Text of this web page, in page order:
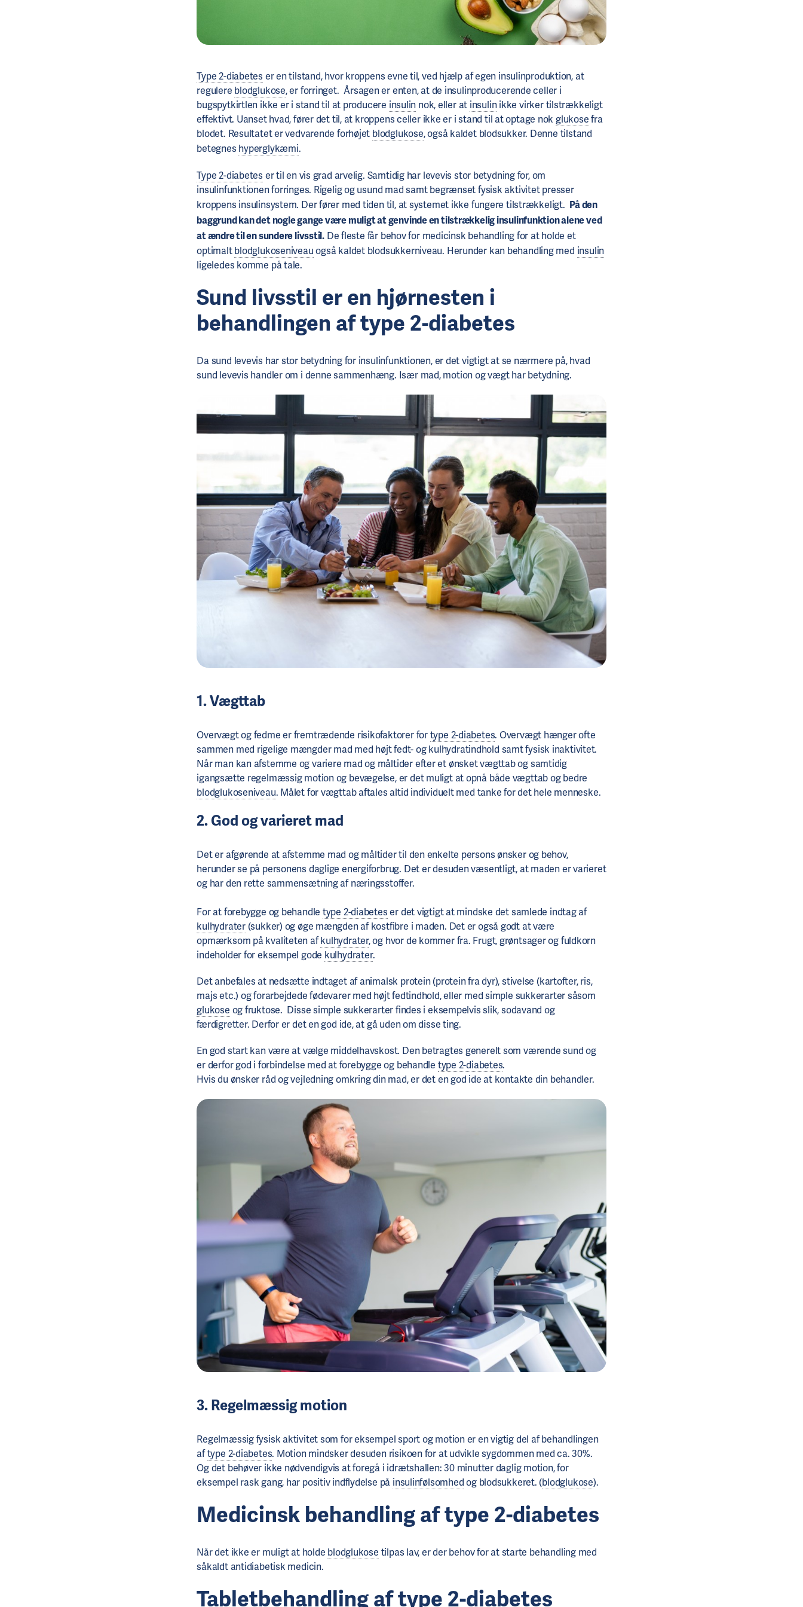
Type 2-diabetes er en tilstand, hvor kroppens evne til, ved hjælp af egen insulinproduktion, at
regulere blodglukose, er forringet. Årsagen er enten, at de insulinproducerende celler i
bugspytkirtlen ikke er i stand til at producere insulin nok, eller at insulinikke virker tilstrækkeligt
effektivt. Uanset hvad, fører det til, at kroppens celler ikke er i stand til at optage nokglukosefra
blodet. Resultatet er vedvarende forhøjet blodglukose, også kaldet blodsukker. Denne tilstand
betegnes hyperglykæmi.
Type 2-diabetes er til en vis grad arvelig. Samtidig har levevis stor betydning for, om
insulinfunktionen forringes. Rigelig og usund mad samt begrænset fysisk aktivitet presser
kroppens insulinsystem. Der fører med tiden til, at systemet ikke fungere tilstrækkeligt. På den
baggrund kan det nogle gange være muligt at genvinde en tilstrækkelig insulinfunktion alene ved
at ændre til en sundere livsstil. De fleste får behov for medicinsk behandling for at holde et
optimaltblodglukoseniveauogså kaldet blodsukkerniveau. Herunder kan behandling med insulin
ligeledes komme på tale.
Sund livsstil er en hjørnesten i
behandlingen af type 2-diabetes
Da sund levevis har stor betydning for insulinfunktionen, er det vigtigt at se nærmere på, hvad
sund levevis handler om i denne sammenhæng. Især mad, motion og vægt har betydning.
1. Vægttab
Overvægt og fedme er fremtrædende risikofaktorer fortype 2-diabetes. Overvægt hænger ofte
sammen med rigelige mængder mad med højt fedt- og kulhydratindhold samt fysisk inaktivitet.
Når man kan afstemme og variere mad og måltider efter et ønsket vægttab og samtidig
igangsætte regelmæssig motion og bevægelse, er det muligt at opnå både vægttab og bedre
blodglukoseniveau. Målet for vægttab aftales altid individuelt med tanke for det hele menneske.
2. God og varieret mad
Det er afgørende at afstemme mad og måltider til den enkelte persons ønsker og behov,
herunder se på personens daglige energiforbrug. Det er desuden væsentligt, at maden er varieret
og har den rette sammensætning af næringsstoffer.
For at forebygge og behandle type 2-diabeteser det vigtigt at mindske det samlede indtag af
kulhydrater(sukker) og øge mængden af kostfibre i maden. Det er også godt at være
opmærksom på kvaliteten af ​​kulhydrater, og hvor de kommer fra. Frugt, grøntsager og fuldkorn
indeholder for eksempel gode kulhydrater.
Det anbefales at nedsætte indtaget af animalsk protein (protein fra dyr), stivelse (kartofter, ris,
majs etc.) og forarbejdede fødevarer med højt fedtindhold, eller med simple sukkerarter såsom
glukose og fruktose. Disse simple sukkerarter findes i eksempelvis slik, sodavand og
færdigretter. Derfor er det en god ide, at gå uden om disse ting.
En god start kan være at vælge middelhavskost. Den betragtes generelt som værende sund og
er derfor god i forbindelse med at forebygge og behandle type 2-diabetes.
Hvis du ønsker råd og vejledning omkring din mad, er det en god ide at kontakte din behandler.
3. Regelmæssig motion
Regelmæssig fysisk aktivitet som for eksempel sport og motion er en vigtig del af behandlingen
aftype 2-diabetes. Motion mindsker desuden risikoen for at udvikle sygdommen med ca. 30%.
Og det behøver ikke nødvendigvis at foregå i idrætshallen: 30 minutter daglig motion, for
eksempel rask gang, har positiv indflydelse på insulinfølsomhedog blodsukkeret. (blodglukose).
Medicinsk behandling af type 2-diabetes
Når det ikke er muligt at holde blodglukose tilpas lav, er der behov for at starte behandling med
såkaldt antidiabetisk medicin.
Tabletbehandling af type 2-diabetes